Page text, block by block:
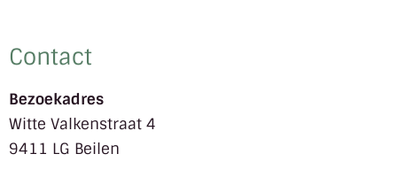
Contact
Bezoekadres
Witte Valkenstraat 4
9411 LG Beilen